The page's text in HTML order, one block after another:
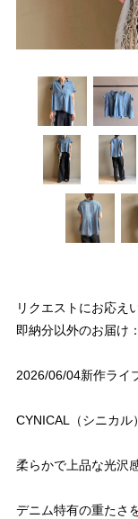
リクエストにお応え
即納分以外のお届け
2026/06/04新作ライ
CYNICAL（シニカル
柔らかで上品な光沢
デニム特有の重たさ